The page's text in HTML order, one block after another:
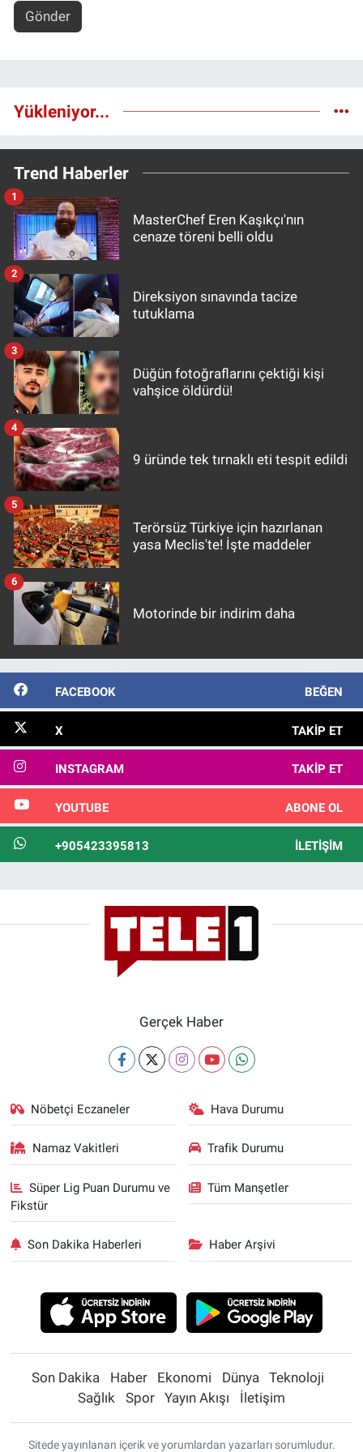
Gönder
Yükleniyor...
Trend Haberler
MasterChef Eren Kaşıkçı'nın
cenaze töreni belli oldu
1
Direksiyon sınavında tacize
tutuklama
2
Düğün fotoğraflarını çektiği kişi
vahşice öldürdü!
3
9 üründe tek tırnaklı eti tespit edildi
4
Terörsüz Türkiye için hazırlanan
yasa Meclis'te! İşte maddeler
5
Motorinde bir indirim daha
6
FACEBOOK BEĞEN
X TAKIP ET
INSTAGRAM TAKIP ET
YOUTUBE ABONE OL
+905423395813 İLETIŞIM
Gerçek Haber
Nöbetçi Eczaneler Hava Durumu
Namaz Vakitleri Trafik Durumu
Süper Lig Puan Durumu ve
Fikstür
Tüm Manşetler
Son Dakika Haberleri Haber Arşivi
Son Dakika Haber Ekonomi Dünya
Teknoloji
Sağlık
Spor Yayın Akışı İletişim
Sitede yayınlanan içerik ve yorumlardan yazarları sorumludur.